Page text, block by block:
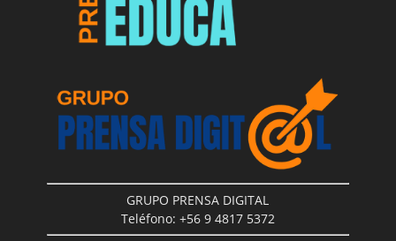
GRUPO PRENSA DIGITAL
Teléfono: +56 9 4817 5372